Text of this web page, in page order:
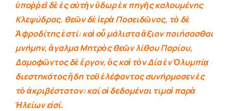
ὑποῤῥεῖ δὲ ἐς αὐτὴν ὕδωρ ἐκ πηγῆς καλουμένης
Κλεψύδρας. θεῶν δὲ ἱερὰ Ποσειδῶνος, τὸ δὲ
Ἀφροδίτης ἐστί: καὶ οὗ μάλιστα ἄξιον ποιήσασθαι
μνήμην, ἄγαλμα Μητρὸς θεῶν λίθου Παρίου,
Δαμοφῶντος δὲ ἔργον, ὃς καὶ τὸν Δία ἐν Ὀλυμπίᾳ
διεστηκότος ἤδη τοῦ ἐλέφαντος συνήρμοσεν ἐς
τὸ ἀκριβέστατον: καί οἱ δεδομέναι τιμαὶ παρὰ
Ἠλείων εἰσί.